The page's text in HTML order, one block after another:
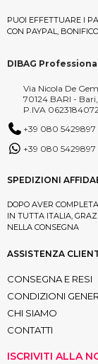
PUOI EFFETTUARE I
CON PAYPAL,
DIBAG
Via Nicola De
70124 BARI -
P.IVA
+39 080 5429897
+39 080 5429897
SPEDIZIONI
DOPO AVER
IN TUTTA ITALIA,
NELLA CONSEGNA
ASSISTENZA
CONSEGNA E RESI
CONDIZIONI
CHI SIAMO
CONTATTI
ISCRIVITI ALLA